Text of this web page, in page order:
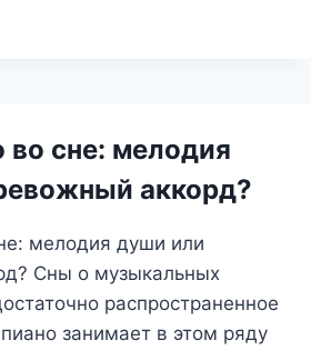
во сне: мелодия
аккорд?
мелодия души или
Сны о музыкальных
распространенное
занимает в этом ряду